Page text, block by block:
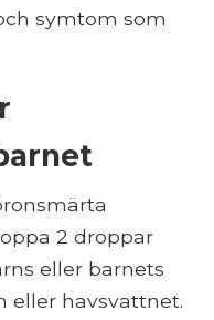
symtom som
2 droppar
eller barnets
eller havsvattnet.